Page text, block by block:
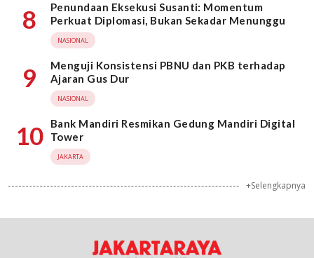
8
Penundaan Eksekusi Susanti: Momentum
Perkuat Diplomasi, Bukan Sekadar Menunggu
NASIONAL
9
Menguji Konsistensi PBNU dan PKB terhadap
Ajaran Gus Dur
NASIONAL
10
Bank Mandiri Resmikan Gedung Mandiri Digital
Tower
JAKARTA
+Selengkapnya